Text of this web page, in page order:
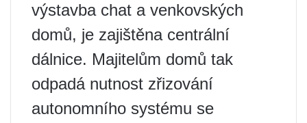
výstavba chat a venkovských
domů, je zajištěna centrální
dálnice. Majitelům domů tak
odpadá nutnost zřizování
autonomního systému se